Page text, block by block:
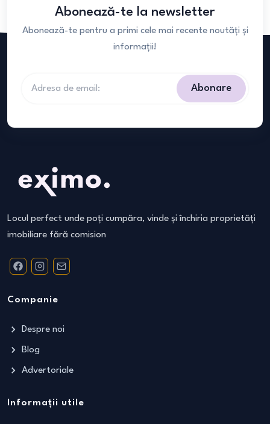
Abonează-te la newsletter
Abonează-te pentru a primi cele mai recente noutăți și
informații!
Abonare
Locul perfect unde poți cumpăra, vinde și închiria proprietăți
imobiliare fără comision
Companie
Despre noi
Blog
Advertoriale
Informații utile